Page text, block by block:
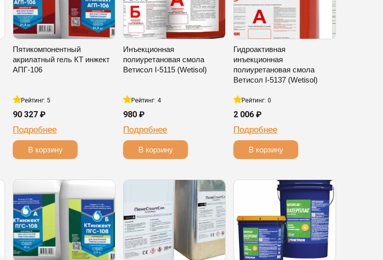
Пятикомпонентный
акрилатный гель КТ инжект
АПГ-106
Рейтинг: 5
90 327 ₽
Подробнее
В корзину
Инъекционная
полиуретановая смола
Ветисол I-5115 (Wetisol)
Рейтинг: 4
980 ₽
Подробнее
В корзину
Гидроактивная
инъекционная
полиуретановая смола
Ветисол I-5137 (Wetisol)
Рейтинг: 0
2 006 ₽
Подробнее
В корзину